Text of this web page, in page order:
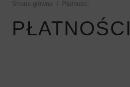
Strona główna / Płatności
PŁATNOŚCI